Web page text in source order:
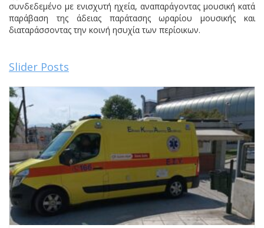
συνδεδεμένο με ενισχυτή ηχεία, αναπαράγοντας μουσική κατά
παράβαση της άδειας παράτασης ωραρίου μουσικής και
διαταράσσοντας την κοινή ησυχία των περίοικων.
Slider Posts